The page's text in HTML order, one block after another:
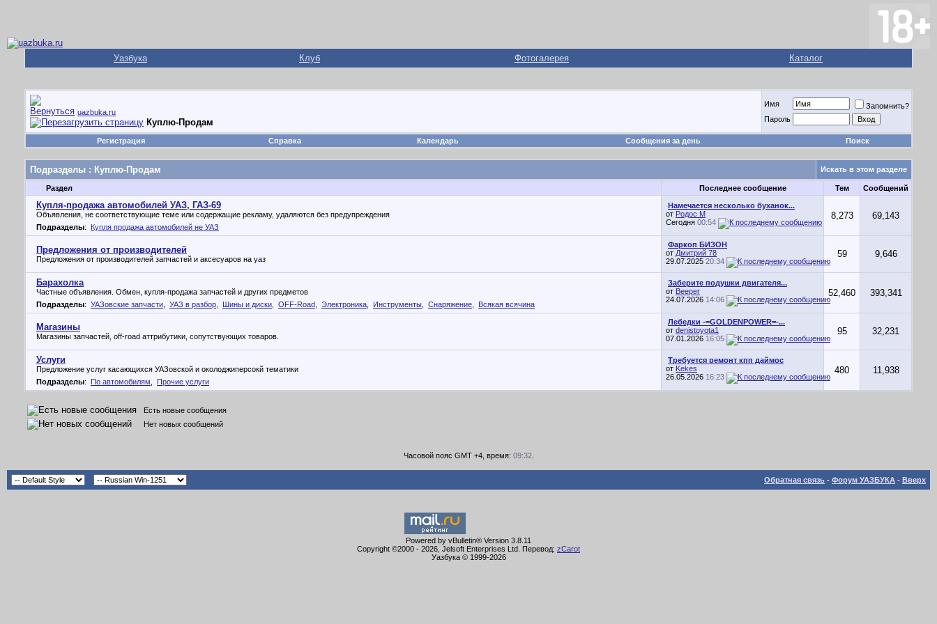
Уазбука Клуб Фотогалерея Каталог
uazbuka.ru
Куплю-Продам
Имя
Запомнить?
Пароль
Регистрация Справка Календарь Сообщения за день Поиск
Подразделы : Куплю-Продам Искать в этом разделе
Раздел Последнее сообщение Тем Сообщений
Купля-продажа автомобилей УАЗ, ГАЗ-69
Объявления, не соответствующие теме или содержащие рекламу, удаляются без предупреждения
Подразделы: Купля продажа автомобилей не УАЗ
Намечается несколько буханок...
от Родос М
Сегодня 00:54
8,273 69,143
Предложения от производителей
Предложения от производителей запчастей и аксесуаров на уаз
Фаркоп БИЗОН
от Дмитрий 78
29.07.2025 20:34
59 9,646
Барахолка
Частные объявления. Обмен, купля-продажа запчастей и других предметов
Подразделы: УАЗовские запчасти УАЗ в разбор Шины и диски OFF-Road Электроника Инструменты Снаряжение Всякая всячина
Заберите подушки двигателя...
от Beeper
24.07.2026 14:06
52,460 393,341
Магазины
Магазины запчастей, off-road аттрибутики, сопутствующих товаров.
Лебедки -=GOLDENPOWER=-...
от denistoyota1
07.01.2026 16:05
95 32,231
Услуги
Предложение услуг касающихся УАЗовской и околоджиперсокй тематики
Подразделы: По автомобилям Прочие услуги
Требуется ремонт кпп даймос
от Kekes
26.05.2026 16:23
480 11,938
Есть новые сообщения
Нет новых сообщений
Часовой пояс GMT +4, время: 09:32.
Обратная связь - Форум УАЗБУКА - Вверх
Powered by vBulletin® Version 3.8.11
Copyright ©2000 - 2026, Jelsoft Enterprises Ltd. Перевод: zCarot
Уазбука © 1999-2026